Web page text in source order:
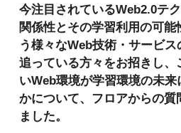
今注目されているWeb2.0テ
関係性とその学習利用の可
う様々なWeb技術・サービ
追っている方々をお招きし
いWeb環境が学習環境の未
かについて、フロアからの
ました。